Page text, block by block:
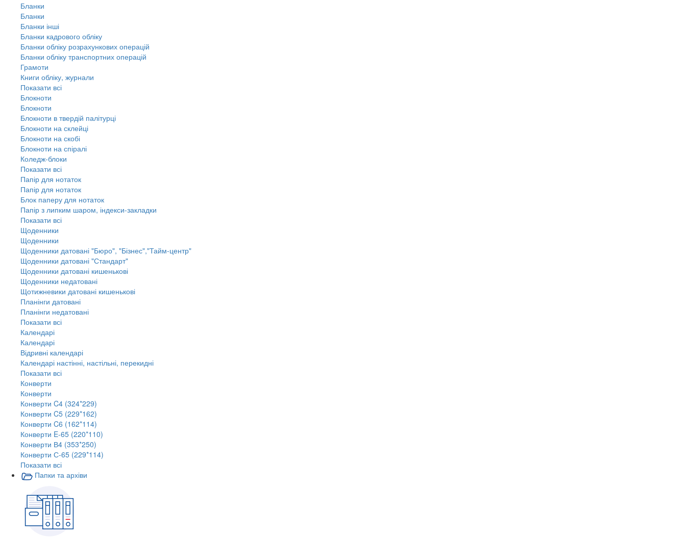
Бланки
Бланки
Бланки інші
Бланки кадрового обліку
Бланки обліку розрахункових операцій
Бланки обліку транспортних операцій
Грамоти
Книги обліку, журнали
Показати всі
Блокноти
Блокноти
Блокноти в твердій палітурці
Блокноти на склейці
Блокноти на скобі
Блокноти на спіралі
Коледж-блоки
Показати всі
Папір для нотаток
Папір для нотаток
Блок паперу для нотаток
Папір з липким шаром, індекси-закладки
Показати всі
Щоденники
Щоденники
Щоденники датовані "Бюро", "Бізнес","Тайм-центр"
Щоденники датовані "Стандарт"
Щоденники датовані кишенькові
Щоденники недатовані
Щотижневики датовані кишенькові
Планінги датовані
Планінги недатовані
Показати всі
Календарі
Календарі
Відривні календарі
Календарі настінні, настільні, перекидні
Показати всі
Конверти
Конверти
Конверти C4 (324*229)
Конверти C5 (229*162)
Конверти C6 (162*114)
Конверти E-65 (220*110)
Конверти В4 (353*250)
Конверти С-65 (229*114)
Показати всі
Папки та архіви